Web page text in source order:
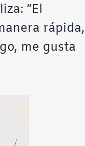
“El
me gusta